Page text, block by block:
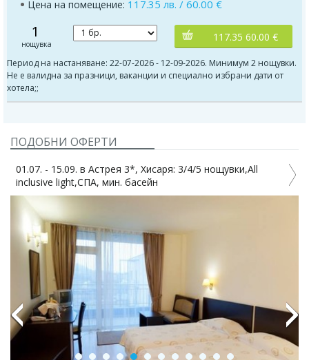
Цена на помещение: 117.35 лв. / 60.00 €
1
нощувка
117.35 60.00 €
Период на настаняване: 22-07-2026 - 12-09-2026. Минимум 2 нощувки.
Не е валидна за празници, ваканции и специално избрани дати от
хотела;;
ПОДОБНИ ОФЕРТИ
01.07. - 15.09. в Астрея 3*, Хисаря: 3/4/5 нощувки,All
inclusive light,СПА, мин. басейн